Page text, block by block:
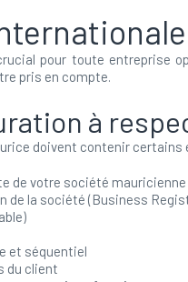
pour toute entreprise
pris en compte.
à
doivent contenir certains
de votre société mauricienne
de la société (Business
et séquentiel
du client